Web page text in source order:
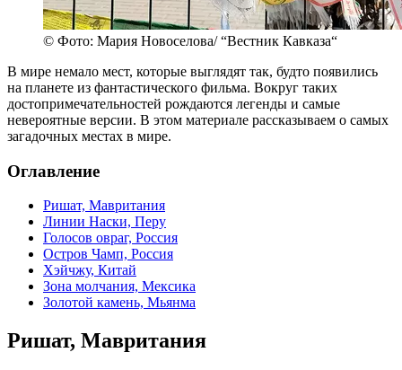
© Фото: Мария Новоселова/ “Вестник Кавказа“
В мире немало мест, которые выглядят так, будто появились
на планете из фантастического фильма. Вокруг таких
достопримечательностей рождаются легенды и самые
невероятные версии. В этом материале рассказываем о самых
загадочных местах в мире.
Оглавление
Ришат, Мавритания
Линии Наски, Перу
Голосов овраг, Россия
Остров Чамп, Россия
Хэйчжу, Китай
Зона молчания, Мексика
Золотой камень, Мьянма
Ришат, Мавритания